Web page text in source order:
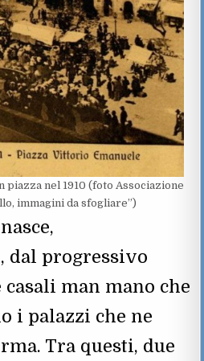
piazza nel 1910 (foto Associazione
immagini da sfogliare”)
dal progressivo
man mano che
i palazzi che ne
Tra questi, due